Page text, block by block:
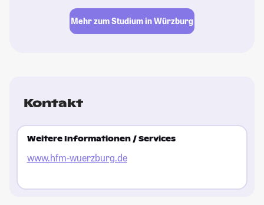
Mehr zum Studium in Würzburg
Kontakt
Weitere Informationen / Services
www.hfm-wuerzburg.de